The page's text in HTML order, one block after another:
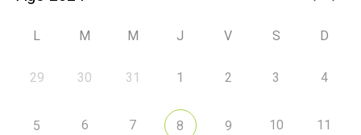
L M M J V S D
29 30 31 1 2 3 4
5 6 7 8 9 10 11